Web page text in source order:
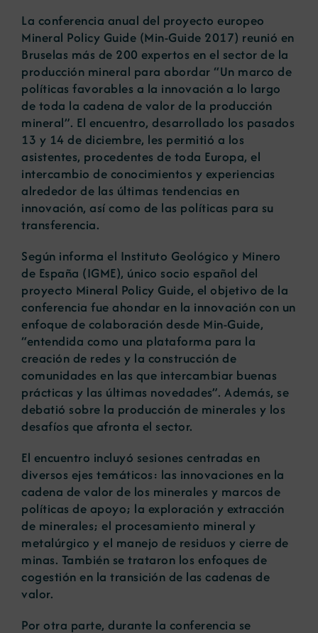
Noticias
Portal de empleo
Contacto
La conferencia anual del proyecto europeo
Mineral Policy Guide (Min-Guide 2017) reunió en
Bruselas más de 200 expertos en el sector de la
producción mineral para abordar “Un marco de
políticas favorables a la innovación a lo largo
de toda la cadena de valor de la producción
mineral”. El encuentro, desarrollado los pasados
13 y 14 de diciembre, les permitió a los
asistentes, procedentes de toda Europa, el
intercambio de conocimientos y experiencias
alrededor de las últimas tendencias en
innovación, así como de las políticas para su
transferencia.
Según informa el Instituto Geológico y Minero
de España (IGME), único socio español del
proyecto Mineral Policy Guide, el objetivo de la
conferencia fue ahondar en la innovación con un
enfoque de colaboración desde Min-Guide,
“entendida como una plataforma para la
creación de redes y la construcción de
comunidades en las que intercambiar buenas
prácticas y las últimas novedades”. Además, se
debatió sobre la producción de minerales y los
desafíos que afronta el sector.
El encuentro incluyó sesiones centradas en
diversos ejes temáticos: las innovaciones en la
cadena de valor de los minerales y marcos de
políticas de apoyo; la exploración y extracción
de minerales; el procesamiento mineral y
metalúrgico y el manejo de residuos y cierre de
minas. También se trataron los enfoques de
cogestión en la transición de las cadenas de
valor.
Por otra parte, durante la conferencia se